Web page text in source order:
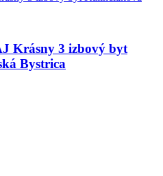
Krásny 3 izbový byt
Bystrica